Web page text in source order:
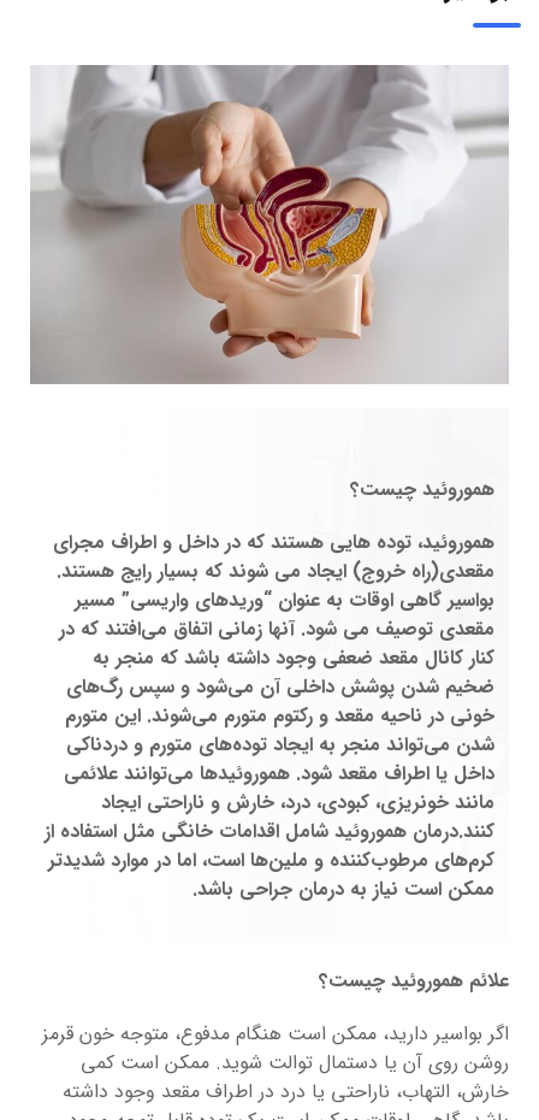
هموروئید چیست؟
هموروئید، توده هایی هستند که در داخل و اطراف مجرای
مقعدی(راه خروج) ایجاد می شوند که بسیار رایج هستند.
بواسیر گاهی اوقات به عنوان “وریدهای واریسی” مسیر
مقعدی توصیف می شود. آنها زمانی اتفاق می‌افتند که در
کنار کانال مقعد ضعفی وجود داشته باشد که منجر به
ضخیم شدن پوشش داخلی آن می‌شود و سپس رگ‌های
خونی در ناحیه مقعد و رکتوم متورم می‌شوند. این متورم
شدن می‌تواند منجر به ایجاد توده‌های متورم و دردناکی
داخل یا اطراف مقعد شود. هموروئیدها می‌توانند علائمی
مانند خونریزی، کبودی، درد، خارش و ناراحتی ایجاد
کنند.درمان هموروئید شامل اقدامات خانگی مثل استفاده از
کرم‌های مرطوب‌کننده و ملین‌ها است، اما در موارد شدید‌تر
ممکن است نیاز به درمان‌ جراحی باشد.
علائم هموروئید چیست؟
اگر بواسیر دارید، ممکن است هنگام مدفوع، متوجه خون قرمز
روشن روی آن یا دستمال توالت شوید. ممکن است کمی
خارش، التهاب، ناراحتی یا درد در اطراف مقعد وجود داشته